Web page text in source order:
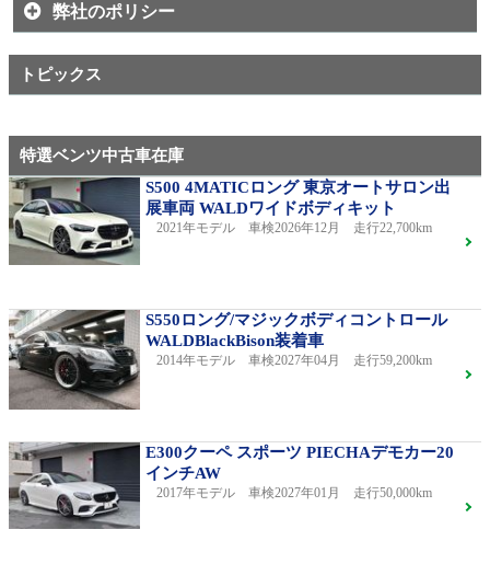
弊社のポリシー
トピックス
特選ベンツ中古車在庫
S500 4MATICロング 東京オートサロン出
展車両 WALDワイドボディキット
2021年モデル 車検2026年12月 走行22,700km
S550ロング/マジックボディコントロール
WALDBlackBison装着車
2014年モデル 車検2027年04月 走行59,200km
E300クーペ スポーツ PIECHAデモカー20
インチAW
2017年モデル 車検2027年01月 走行50,000km